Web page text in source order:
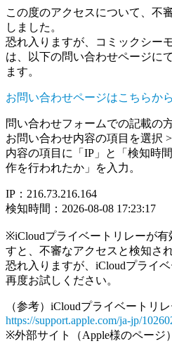
この度のアクセスについて、不
しました。
恐れ入りますが、コミックシー
は、以下の問い合わせページに
ます。
お問い合わせページはこちらか
問い合わせフォームでの記載の
お問い合わせ内容の項目を選択
内容の項目に「IP」と「検知時
作を行われたか」を入力。
IP：216.73.216.164
検知時間：2026-08-08 17:23:17
※iCloudプライベートリレーが有
すと、不審なアクセスと検知さ
恐れ入りますが、iCloudプライ
再度お試しください。
（参考）iCloudプライベートリ
https://support.apple.com/ja-jp/
※外部サイト（Apple様のページ